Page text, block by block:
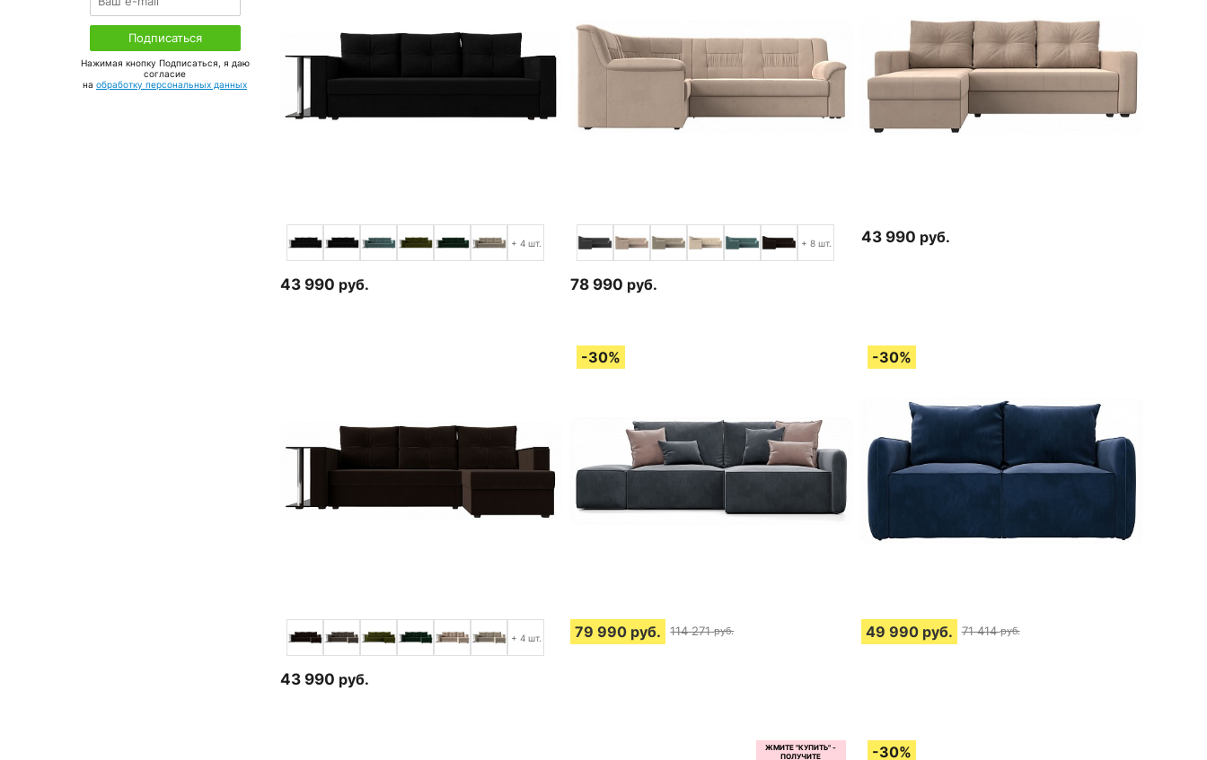
Нажимая кнопку Подписаться, я даю
соглаcие
на обработку персональных данных
+ 4 шт.
43 990 руб.
+ 8 шт.
78 990 руб.
43 990 руб.
+ 4 шт.
43 990 руб.
79 990 руб. 114 271 руб. 49 990 руб. 71 414 руб.